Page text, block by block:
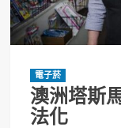
電子菸
澳洲塔斯
法化